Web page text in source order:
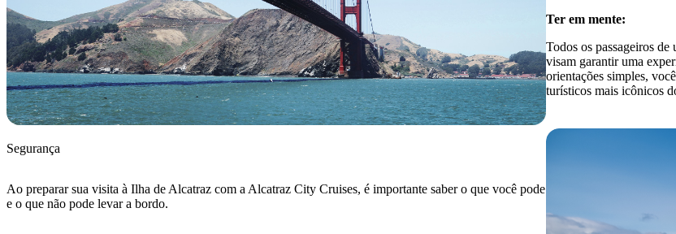
Ter em mente:
Todos os passageiros
visam garantir uma
orientações simples,
turísticos mais icônicos
Segurança
Ao preparar sua visita à Ilha de Alcatraz com a Alcatraz City Cruises, é importante saber o que você pode
e o que não pode levar a bordo.